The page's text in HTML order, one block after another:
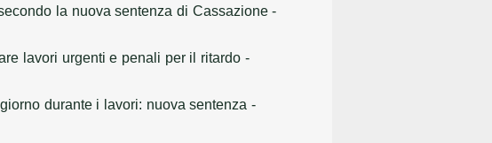
la nuova sentenza di Cassazione-
lavori urgenti e penali per il ritardo -
durante i lavori: nuova sentenza -